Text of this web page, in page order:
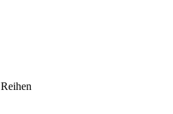
Reihen